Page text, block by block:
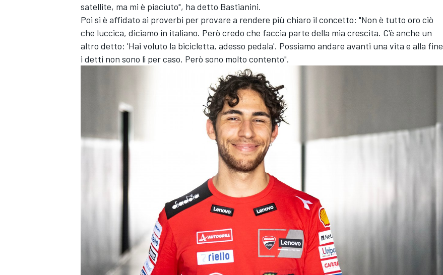
satellite, ma mi è piaciuto", ha detto Bastianini.
Poi si è affidato ai proverbi per provare a rendere più chiaro il concetto: "Non è tutto oro ciò
che luccica, diciamo in italiano. Però credo che faccia parte della mia crescita. C'è anche un
altro detto: 'Hai voluto la bicicletta, adesso pedala'. Possiamo andare avanti una vita e alla fine
i detti non sono lì per caso. Però sono molto contento".